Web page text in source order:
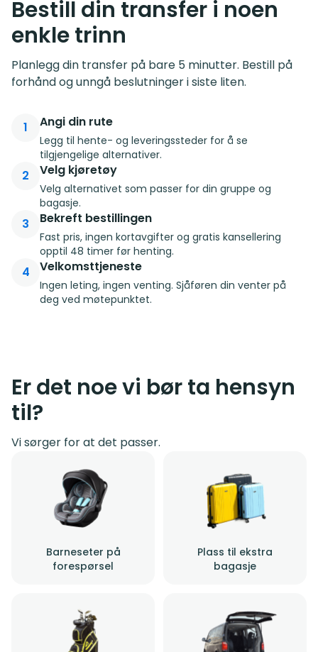
Bestill din transfer i noen
enkle trinn
Planlegg din transfer på bare 5 minutter. Bestill på
forhånd og unngå beslutninger i siste liten.
1 Angi din rute
Legg til hente- og leveringssteder for å se
tilgjengelige alternativer.
2 Velg kjøretøy
Velg alternativet som passer for din gruppe og
bagasje.
3 Bekreft bestillingen
Fast pris, ingen kortavgifter og gratis kansellering
opptil 48 timer før henting.
4 Velkomsttjeneste
Ingen leting, ingen venting. Sjåføren din venter på
deg ved møtepunktet.
Er det noe vi bør ta hensyn
til?
Vi sørger for at det passer.
Barneseter på
forespørsel
Plass til ekstra
bagasje